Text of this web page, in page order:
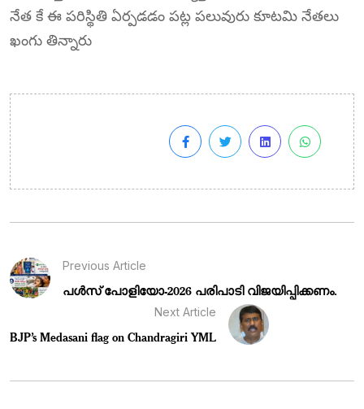
నేత కే ఈ పరిస్థితి ఏర్పడడం పట్ల పలువురు కూటమి నేతలు
ఖంగు తిన్నారు
Previous Article
പൾസ് പോളിയോ-2026 പരിപാടി വിജയിപ്പിക്കണം.
Next Article
BJP’s Medasani flag on Chandragiri YML